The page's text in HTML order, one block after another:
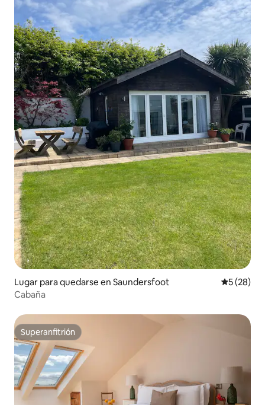
Lugar para quedarse en Saundersfoot
5 (28)
Cabaña
Superanfitrión
Superanfitrión